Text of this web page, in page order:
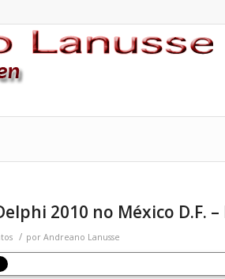
2010 no México D.F. –
/ por Andreano Lanusse